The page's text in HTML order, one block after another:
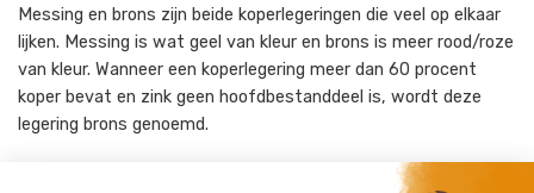
Messing en brons zijn beide koperlegeringen die veel op elkaar
lijken. Messing is wat geel van kleur en brons is meer rood/roze
van kleur. Wanneer een koperlegering meer dan 60 procent
koper bevat en zink geen hoofdbestanddeel is, wordt deze
legering brons genoemd.
Brons wordt traditioneel gebruikt voor beelden en artistieke